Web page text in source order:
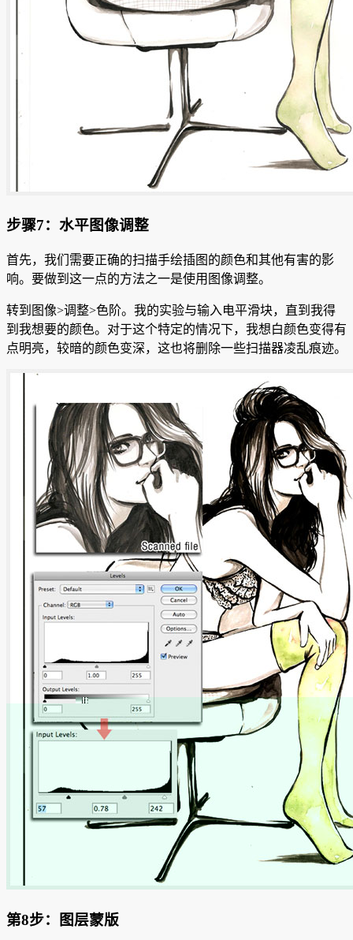
步骤7：水平图像调整
首先，我们需要正确的扫描手绘插图的颜色和其他有害的影
响。 要做到这一点的方法之一是使用图像调整。
转到图像>调整>色阶。 我的实验与输入电平滑块，直到我得
到我想要的颜色。 对于这个特定的情况下，我想白颜色变得有
点明亮，较暗的颜色变深，这也将删除一些扫描器凌乱痕迹。
第8步：图层蒙版